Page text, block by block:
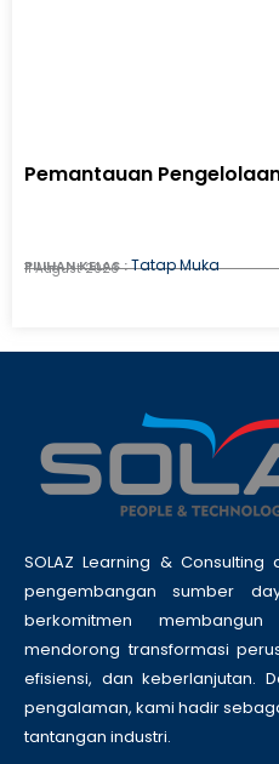
Pemantauan
PILIHAN KELAS :Tatap Muka
11 August 2026
SOLAZ Learning &
pengembangan sumber
berkomitmen
mendorong transformasi
efisiensi, dan keberlanjutan.
pengalaman, kami hadir
tantangan industri.